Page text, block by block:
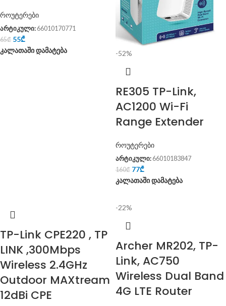
როუტერები
არტიკული: 66010170771
65₾ 55₾
კალათაში დამატება
-52%
RE305 TP-Link,
AC1200 Wi-Fi
Range Extender
როუტერები
არტიკული: 66010183847
160₾ 77₾
კალათაში დამატება
TP-Link CPE220 , TP
LINK ,300Mbps
Wireless 2.4GHz
Outdoor MAXtream
12dBi CPE
-22%
Archer MR202, TP-
Link, AC750
Wireless Dual Band
4G LTE Router